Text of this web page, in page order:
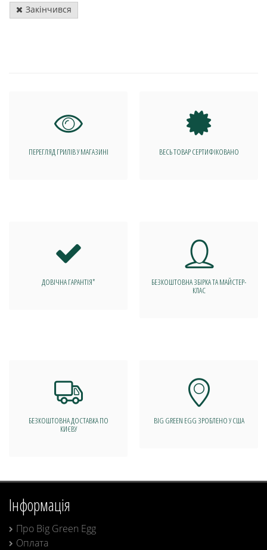
Закінчився
ПЕРЕГЛЯД ГРИЛІВ У МАГАЗИНІ ВЕСЬ ТОВАР СЕРТИФІКОВАНО
ДОВІЧНА ГАРАНТІЯ* БЕЗКОШТОВНА ЗБІРКА ТА МАЙСТЕР-
КЛАС
БЕЗКОШТОВНА ДОСТАВКА ПО
КИЄВУ
BIG GREEN EGG ЗРОБЛЕНО У США
Інформація
Про Big Green Egg
Оплата